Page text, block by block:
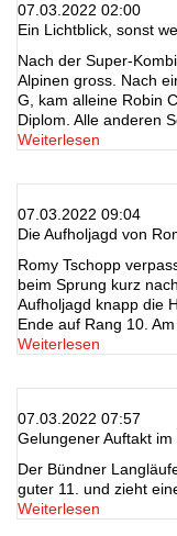
07.03.2022 02:00
Ein Lichtblick, sonst
Nach der Super-
Alpinen gross. Nach
G, kam alleine Robin
Diplom. Alle anderen
Weiterlesen
07.03.2022 09:04
Die Aufholjagd von
Romy Tschopp
beim Sprung kurz
Aufholjagd knapp die
Ende auf Rang 10.
Weiterlesen
07.03.2022 07:57
Gelungener Auftakt
Der Bündner
guter 11. und zieht
Weiterlesen